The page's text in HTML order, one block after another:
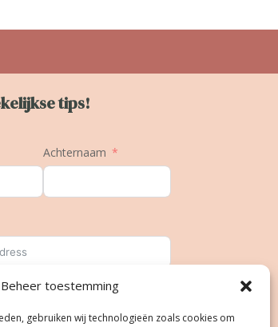
Beheer toestemming
gebruiken wij technologieën zoals cookies om
tips!
Achternaam